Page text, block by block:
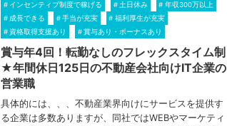
インセンティブ制度で稼げる 土日休み
年収300万以上
成長できる
手当が充実
福利厚生が充実
資格取得支援あり
賞与あり・ボーナスあり
賞与年4回！転勤なしのフレックスタイム制
★年間休日125日の不動産会社向けIT企業の
営業職
具体的には、、、不動産業界向けにサービスを提供す
る企業は多数ありますが、同社ではWEBやマーケティ